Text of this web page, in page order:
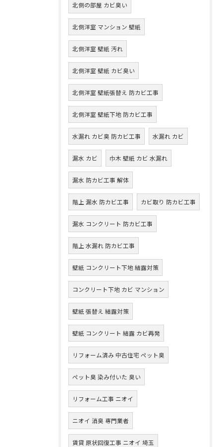
北側の部屋 カビ臭い
北側洋室 マンション 壁紙
北側洋室 壁紙 汚れ
北側洋室 壁紙 カビ臭い
北側洋室 壁紙張替え 防カビ工事
北側洋室 壁紙下地 防カビ工事
水漏れ カビ臭 防カビ工事 水漏れ カビ
漏水 カビ 巾木 壁紙 カビ 水漏れ
漏水 防カビ工事 解体
階上 漏水 防カビ工事 カビ取り 防カビ工事
漏水 コンクリート 防カビ工事
階上 水漏れ 防カビ工事
壁紙 コンクリート下地 結露対策
コンクリート下地 カビ マンション
壁紙 張替え 結露対策
壁紙 コンクリート 結露 カビ再発
リフォーム済み 中古住宅 ペット臭
ペット臭 染み付いた 臭い
リフォーム工事 ニオイ
ニオイ 消臭 専門業者
賃貸 原状回復工事 ニオイ 埼玉